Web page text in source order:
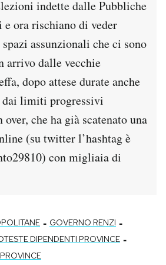
indette dalle Pubbliche
ora rischiano di veder
assunzionali che ci sono
arrivo dalle vecchie
dopo attese durate anche
dai limiti progressivi
che ha già scatenato una
(su twitter l’hashtag è
con migliaia di
- GOVERNO RENZI -
DIPENDENTI PROVINCE -